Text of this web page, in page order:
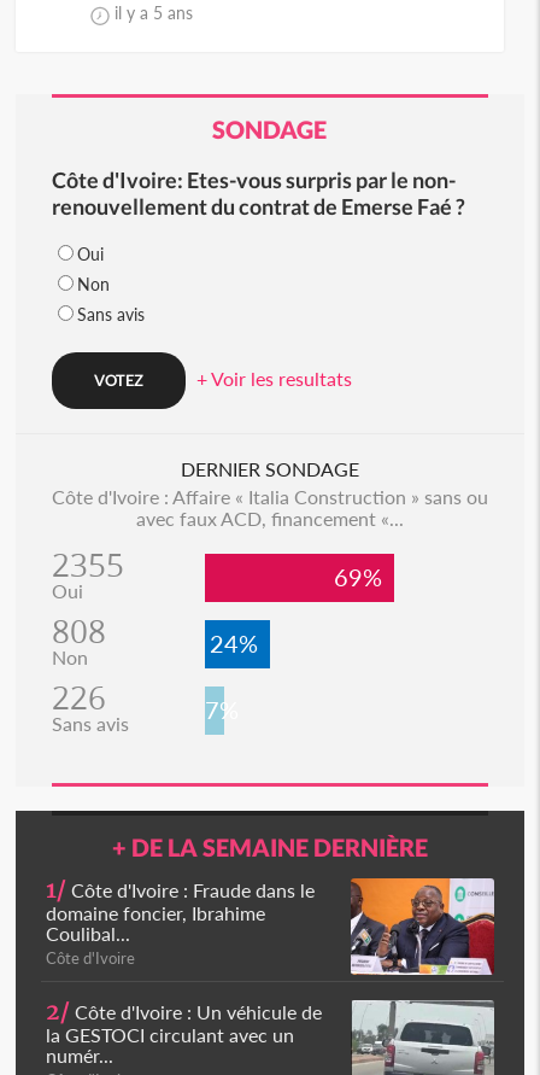
il y a 5 ans
SONDAGE
Côte d'Ivoire: Etes-vous surpris par le non-
renouvellement du contrat de Emerse Faé ?
Oui
Non
Sans avis
+ Voir les resultats
DERNIER SONDAGE
Côte d'Ivoire : Affaire « Italia Construction » sans ou
avec faux ACD, financement «...
2355
Oui 69%
808
Non 24%
226
Sans avis 7%
+ DE LA SEMAINE DERNIÈRE
1/ Côte d'Ivoire : Fraude dans le
domaine foncier, Ibrahime
Coulibal...
Côte d'Ivoire
2/ Côte d'Ivoire : Un véhicule de
la GESTOCI circulant avec un
numér...